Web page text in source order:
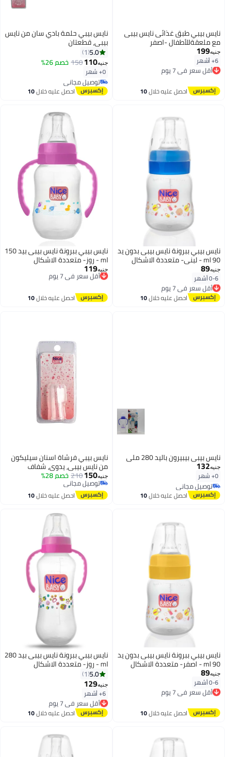
نايس بيبي طبق غذائى نايس بيبى
مع ملعقةللأطفال -اصفر
جنيه199
6+ أشهر أقل سعر في 7 يوم
توصيل مجاني
أقل سعر في 7 يوم
احصل عليه خلال10
نايس بيبي حلمة بادي سان من نايس
بيبي، قطعتان
5.0
1
جنيه110
150 خصم 26%
0+ شهر
توصيل مجاني
توصيل مجانياحصل عليه خلال10
نايس بيبي ببرونة نايس بيبى بدون يد
90 ml - لبنى- متعددة الاشكال
جنيه89
0-6 أشهرأقل سعر في 7 يوم
توصيل مجاني
أقل سعر في 7 يوماحصل عليه خلال10
نايس بيبي ببرونة نايس بيبى بيد 150
ml - روز- متعددة الاشكال
جنيه119
أقل سعر في 7 يوم
توصيل مجاني
أقل سعر في 7 يوم
احصل عليه خلال10
نايس بيبي بيبيرون باليد 280 ملي
جنيه132
0+ شهر
توصيل مجاني
توصيل مجانياحصل عليه خلال10
نايس بيبي فرشاة اسنان سيليكون
من نايس بيبي، يدوي، شفاف
جنيه150
210 خصم 28%
توصيل مجاني
توصيل مجانياحصل عليه خلال10
نايس بيبي ببرونة نايس بيبى بدون يد
90 ml - اصفر- متعددة الاشكال
جنيه89
0-6 أشهرأقل سعر في 7 يوم
توصيل مجاني
أقل سعر في 7 يوم
احصل عليه خلال10
نايس بيبي ببرونة نايس بيبى بيد 280
ml - روز- متعددة الاشكال
5.0
1
جنيه129
6+ أشهر أقل سعر في 7 يوم
توصيل مجاني
أقل سعر في 7 يوماحصل عليه خلال10